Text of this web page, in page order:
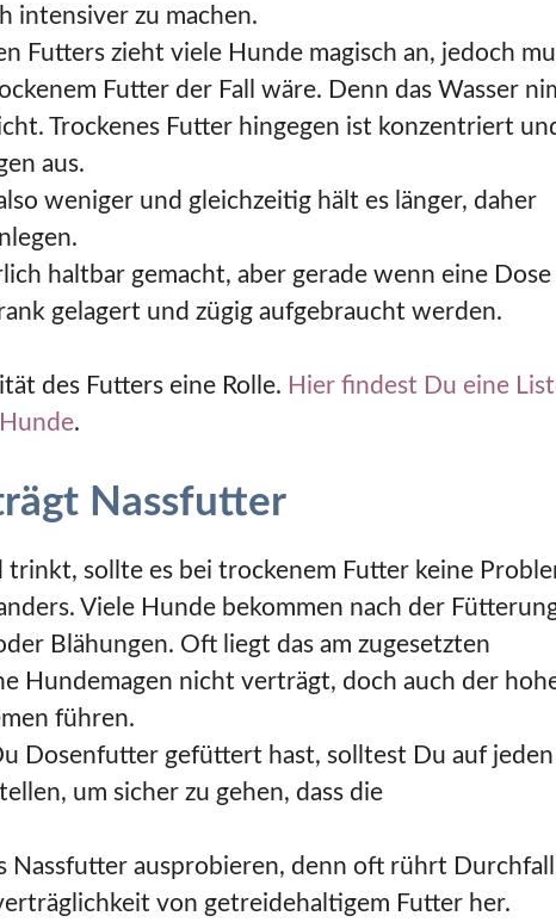
intensiver zu machen.
Futters zieht viele Hunde magisch an, jedoch
Futter der Fall wäre. Denn das Wasser
Trockenes Futter hingegen ist konzentriert
aus.
weniger und gleichzeitig hält es länger, daher
haltbar gemacht, aber gerade wenn eine Dose
gelagert und zügig aufgebraucht werden.
des Futters eine Rolle. Hier findest Du eine
.
Nassfutter
trinkt, sollte es bei trockenem Futter keine
Viele Hunde bekommen nach der
Blähungen. Oft liegt das am zugesetzten
Hundemagen nicht verträgt, doch auch der
führen.
Dosenfutter gefüttert hast, solltest Du auf jeden
um sicher zu gehen, dass die
Nassfutter ausprobieren, denn oft rührt Durchfall
von getreidehaltigem Futter her.